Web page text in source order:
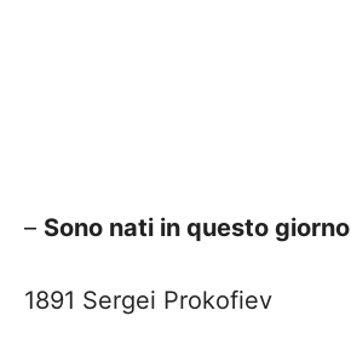
– Sono nati in questo giorno
1891 Sergei Prokofiev